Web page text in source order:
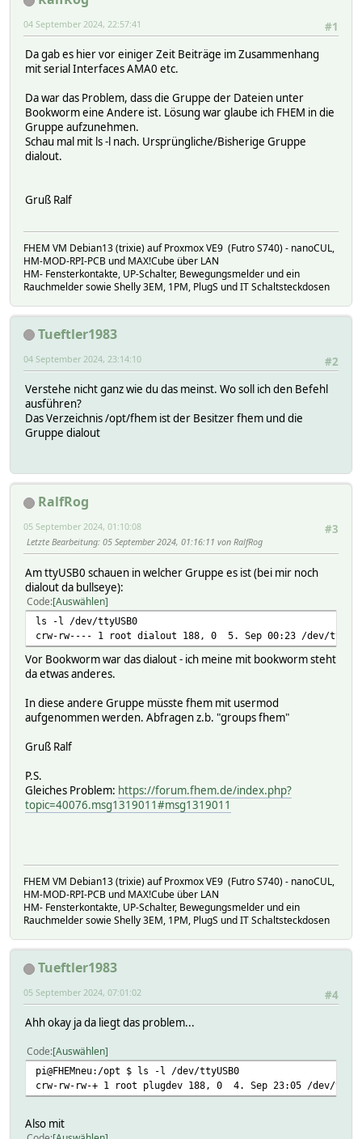
#1
04 September 2024, 22:57:41
Da gab es hier vor einiger Zeit Beiträge im Zusammenhang
mit serial Interfaces AMA0 etc.
Da war das Problem, dass die Gruppe der Dateien unter
Bookworm eine Andere ist. Lösung war glaube ich FHEM in die
Gruppe aufzunehmen.
Schau mal mit ls -l nach. Ursprüngliche/Bisherige Gruppe
dialout.
Gruß Ralf
FHEM VM Debian13 (trixie) auf Proxmox VE9 (Futro S740) - nanoCUL,
HM-MOD-RPI-PCB und MAX!Cube über LAN
HM- Fensterkontakte, UP-Schalter, Bewegungsmelder und ein
Rauchmelder sowie Shelly 3EM, 1PM, PlugS und IT Schaltsteckdosen
Tueftler1983
#2
04 September 2024, 23:14:10
Verstehe nicht ganz wie du das meinst. Wo soll ich den Befehl
ausführen?
Das Verzeichnis /opt/fhem ist der Besitzer fhem und die
Gruppe dialout
RalfRog
#3
05 September 2024, 01:10:08
Letzte Bearbeitung: 05 September 2024, 01:16:11 von RalfRog
Am ttyUSB0 schauen in welcher Gruppe es ist (bei mir noch
dialout da bullseye):
Code Auswählen
ls -l /dev/ttyUSB0
crw-rw---- 1 root dialout 188, 0 5. Sep 00:23 /dev/
Vor Bookworm war das dialout - ich meine mit bookworm steht
da etwas anderes.
In diese andere Gruppe müsste fhem mit usermod
aufgenommen werden. Abfragen z.b. "groups fhem"
Gruß Ralf
P.S.
Gleiches Problem: https://forum.fhem.de/index.php?
topic=40076.msg1319011#msg1319011
FHEM VM Debian13 (trixie) auf Proxmox VE9 (Futro S740) - nanoCUL,
HM-MOD-RPI-PCB und MAX!Cube über LAN
HM- Fensterkontakte, UP-Schalter, Bewegungsmelder und ein
Rauchmelder sowie Shelly 3EM, 1PM, PlugS und IT Schaltsteckdosen
Tueftler1983
#4
05 September 2024, 07:01:02
Ahh okay ja da liegt das problem...
Code Auswählen
pi@FHEMneu:/opt $ ls -l /dev/ttyUSB0
crw-rw-rw-+ 1 root plugdev 188, 0 4. Sep 23:05 /dev/
Also mit